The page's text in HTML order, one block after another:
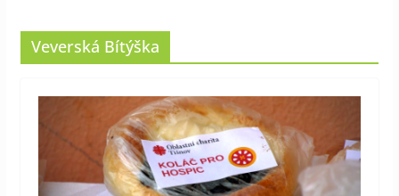
Veverská Bítýška